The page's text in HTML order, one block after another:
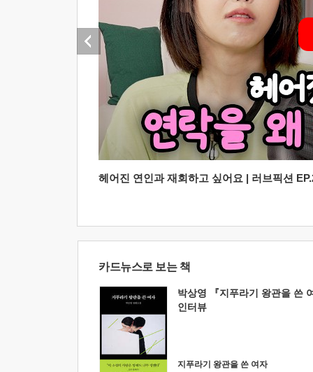
헤어진 연인과 재회하고 싶어요 | 러브픽션
카드뉴스로 보는 책
박상영 『지푸라기 왕관을 쓴
인터뷰
지푸라기 왕관을 쓴 여자